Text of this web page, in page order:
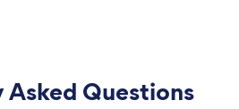
Questions